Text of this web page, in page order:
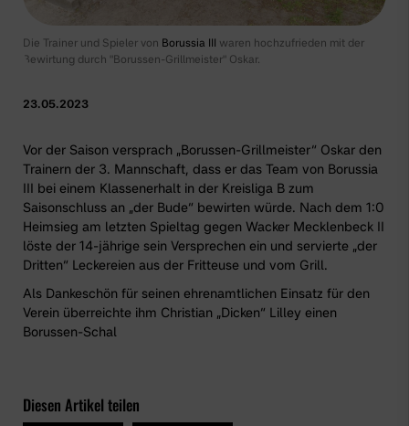
Die Trainer und Spieler von Borussia III waren hochzufrieden mit der
Bewirtung durch "Borussen-Grillmeister" Oskar.
23.05.2023
Vor der Saison versprach „Borussen-Grillmeister“ Oskar den
Trainern der 3. Mannschaft, dass er das Team von Borussia
III bei einem Klassenerhalt in der Kreisliga B zum
Saisonschluss an „der Bude“ bewirten würde. Nach dem 1:0
Heimsieg am letzten Spieltag gegen Wacker Mecklenbeck II
löste der 14-jährige sein Versprechen ein und servierte „der
Dritten“ Leckereien aus der Fritteuse und vom Grill.
Als Dankeschön für seinen ehrenamtlichen Einsatz für den
Verein überreichte ihm Christian „Dicken“ Lilley einen
Borussen-Schal
Diesen Artikel teilen